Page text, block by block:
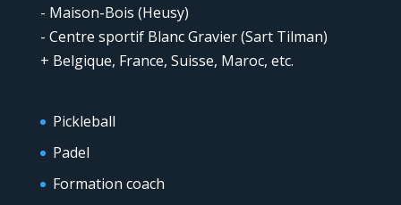
- Maison-Bois (Heusy)
- Centre sportif Blanc Gravier (Sart Tilman)
+ Belgique, France, Suisse, Maroc, etc.
Pickleball
Padel
Formation coach